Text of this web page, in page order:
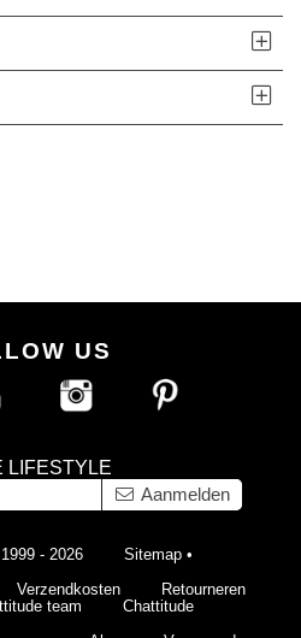
US
LIFESTYLE
Aanmelden
- 2026 Sitemap •
Verzendkosten
Retourneren
team
Chattitude